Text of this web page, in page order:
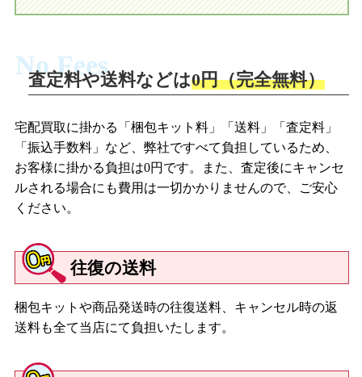
No Fees
査定料や送料などは0円（完全無料）
宅配買取に掛かる「梱包キット料」「送料」「査定料」
「振込手数料」など、弊社ですべて負担しているため、
お客様に掛かる負担は0円です。また、査定後にキャンセ
ルされる場合にも費用は一切かかりませんので、ご安心
ください。
往復の送料
梱包キットや商品発送時の往復送料、キャンセル時の返
送料も全て当店にて負担いたします。